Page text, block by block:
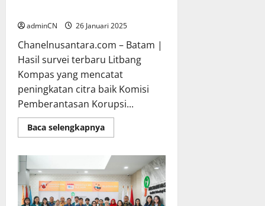
adminCN 26 Januari 2025
Chanelnusantara.com – Batam |
Hasil survei terbaru Litbang
Kompas yang mencatat
peningkatan citra baik Komisi
Pemberantasan Korupsi...
Baca selengkapnyaRead
more
Lembaga
Survei
dalam
Penilaian
Citra
Penegak